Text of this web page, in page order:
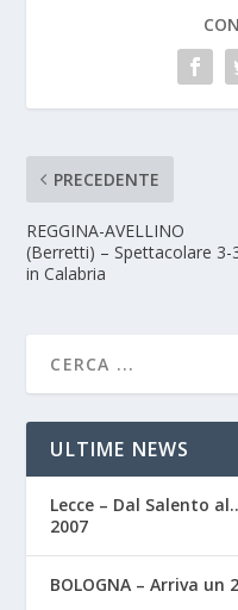
PRECEDENTE
REGGINA-AVELLINO
(Berretti) – Spettacolare 3-
in Calabria
ULTIME NEWS
Lecce – Dal Salento
2007
BOLOGNA – Arriva un